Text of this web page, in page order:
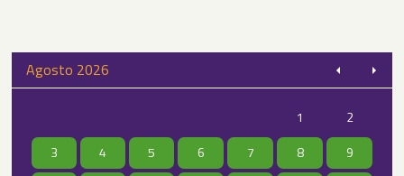
Agosto 2026
1
2
3
4 5 6 7 8
9